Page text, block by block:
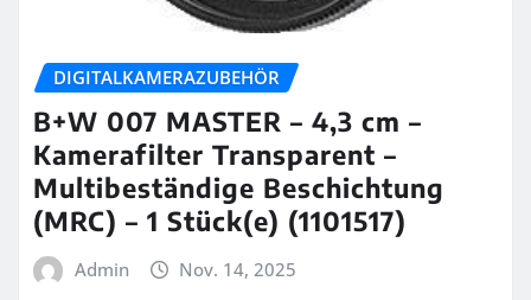
DIGITALKAMERAZUBEHÖR
B+W 007 MASTER – 4,3 cm –
Kamerafilter Transparent –
Multibeständige Beschichtung
(MRC) – 1 Stück(e) (1101517)
Admin Nov. 14, 2025